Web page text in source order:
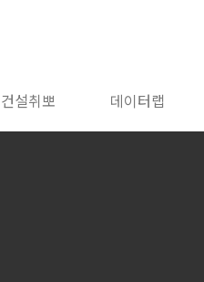
건설취뽀 데이터랩